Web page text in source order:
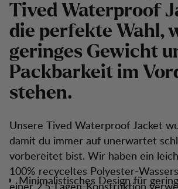
Tived Waterproof
die perfekte Wahl,
geringes Gewicht
Packbarkeit im
stehen.
Unsere Tived Waterproof Jacket
damit du immer auf unerwartet
vorbereitet bist. Wir haben ein
100% recyceltes Polyester-
einer 2,5-Lagen-Konstruktion
Minimalistisches Design für